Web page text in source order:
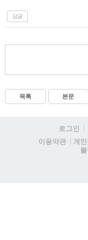
답글
목록 본문
로그인
이용약관
개